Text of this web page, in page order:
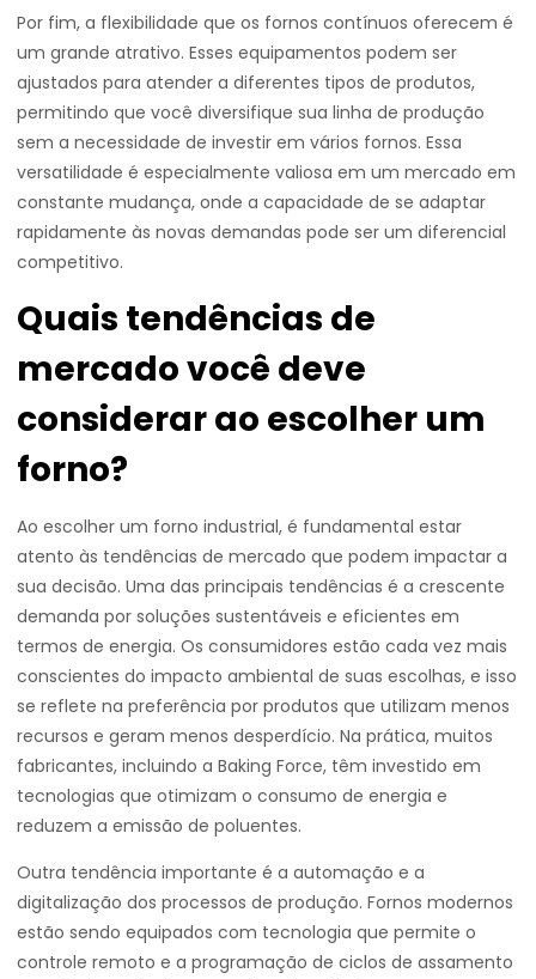
Por fim, a flexibilidade que os fornos contínuos oferecem é
um grande atrativo. Esses equipamentos podem ser
ajustados para atender a diferentes tipos de produtos,
permitindo que você diversifique sua linha de produção
sem a necessidade de investir em vários fornos. Essa
versatilidade é especialmente valiosa em um mercado em
constante mudança, onde a capacidade de se adaptar
rapidamente às novas demandas pode ser um diferencial
competitivo.
Quais tendências de
mercado você deve
considerar ao escolher um
forno?
Ao escolher um forno industrial, é fundamental estar
atento às tendências de mercado que podem impactar a
sua decisão. Uma das principais tendências é a crescente
demanda por soluções sustentáveis e eficientes em
termos de energia. Os consumidores estão cada vez mais
conscientes do impacto ambiental de suas escolhas, e isso
se reflete na preferência por produtos que utilizam menos
recursos e geram menos desperdício. Na prática, muitos
fabricantes, incluindo a Baking Force, têm investido em
tecnologias que otimizam o consumo de energia e
reduzem a emissão de poluentes.
Outra tendência importante é a automação e a
digitalização dos processos de produção. Fornos modernos
estão sendo equipados com tecnologia que permite o
controle remoto e a programação de ciclos de assamento